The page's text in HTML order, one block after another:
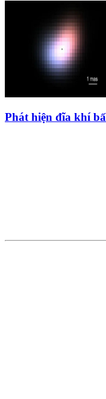
Phát hiện đĩa khí